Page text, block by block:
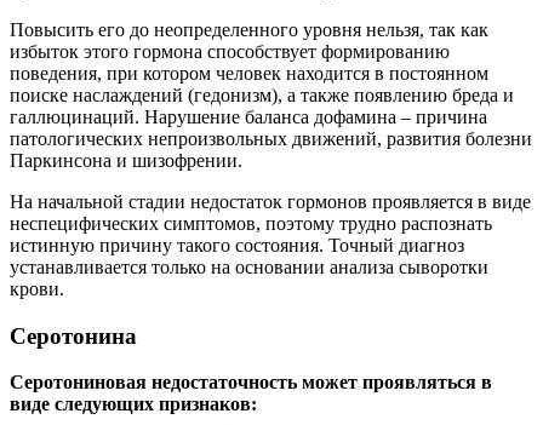
Повысить его до неопределенного уровня нельзя, так как
избыток этого гормона способствует формированию
поведения, при котором человек находится в постоянном
поиске наслаждений (гедонизм), а также появлению бреда и
галлюцинаций. Нарушение баланса дофамина – причина
патологических непроизвольных движений, развития болезни
Паркинсона и шизофрении.
На начальной стадии недостаток гормонов проявляется в виде
неспецифических симптомов, поэтому трудно распознать
истинную причину такого состояния. Точный диагноз
устанавливается только на основании анализа сыворотки
крови.
Серотонина
Серотониновая недостаточность может проявляться в
виде следующих признаков: